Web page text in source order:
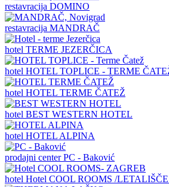
restavracija DOMINO
restavracija MANDRAČ
hotel TERME JEZERČICA
hotel HOTEL TOPLICE - TERME
hotel HOTEL TERME ČATEŽ
hotel BEST WESTERN HOTEL
hotel HOTEL ALPINA
prodajni centerPC - Baković
hotel Hotel COOL ROOMS /